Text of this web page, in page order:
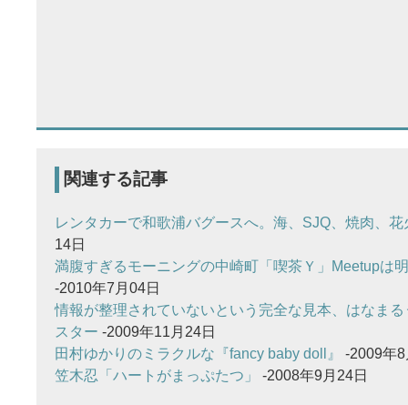
関連する記事
レンタカーで和歌浦バグースへ。海、SJQ、焼肉、花
14日
満腹すぎるモーニングの中崎町「喫茶Ｙ」Meetupは
-2010年7月04日
情報が整理されていないという完全な見本、はなま
スター -2009年11月24日
田村ゆかりのミラクルな『fancy baby doll』
-2009年
笠木忍「ハートがまっぷたつ」
-2008年9月24日